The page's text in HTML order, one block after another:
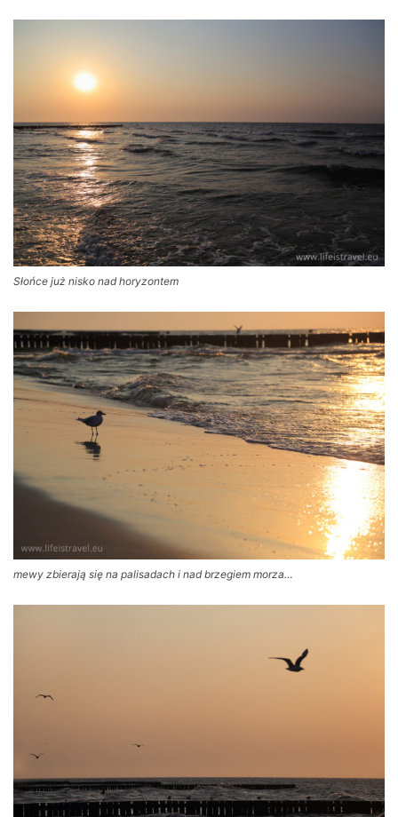
Słońce już nisko nad horyzontem
mewy zbierają się na palisadach i nad brzegiem morza…